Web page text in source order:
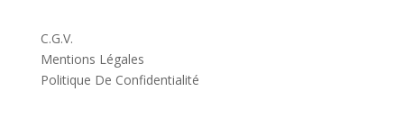
C.G.V.
Mentions Légales
Politique De Confidentialité